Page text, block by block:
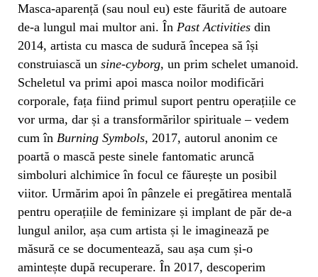
Masca-aparență (sau noul eu) este făurită de autoare
de-a lungul mai multor ani. În Past Activities din
2014, artista cu masca de sudură începea să își
construiască un sine-cyborg, un prim schelet umanoid.
Scheletul va primi apoi masca noilor modificări
corporale, fața fiind primul suport pentru operațiile ce
vor urma, dar și a transformărilor spirituale – vedem
cum în Burning Symbols, 2017, autorul anonim ce
poartă o mască peste sinele fantomatic aruncă
simboluri alchimice în focul ce făurește un posibil
viitor. Urmărim apoi în pânzele ei pregătirea mentală
pentru operațiile de feminizare și implant de păr de-a
lungul anilor, așa cum artista și le imaginează pe
măsură ce se documentează, sau așa cum și-o
amintește după recuperare. În 2017, descoperim